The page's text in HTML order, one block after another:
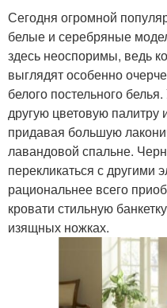
Сегодня огромной
белые и серебряные
здесь неоспоримы, ведь
выглядят особенно
белого постельного
другую цветовую палитру
придавая большую
лавандовой спальне.
перекликаться с другими
рациональнее всего
кровати стильную
изящных ножках.